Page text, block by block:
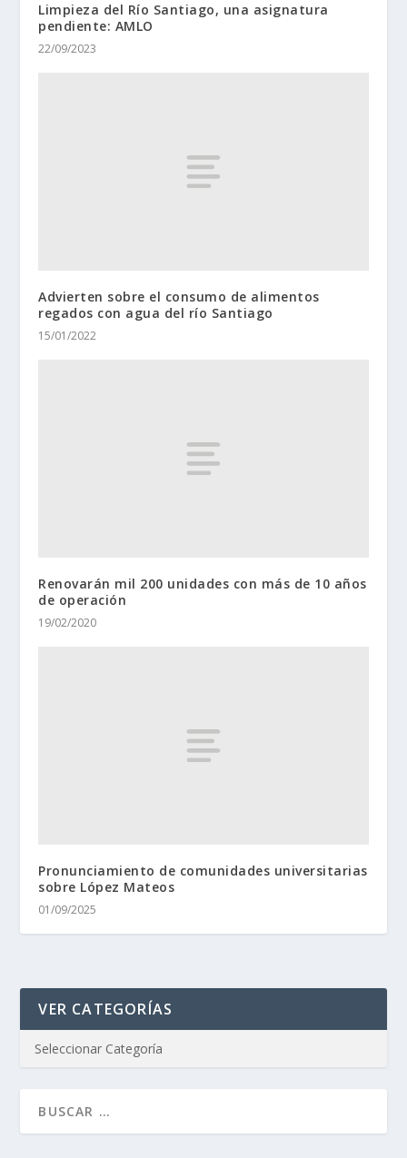
Limpieza del Río Santiago, una asignatura
pendiente: AMLO
22/09/2023
Advierten sobre el consumo de alimentos
regados con agua del río Santiago
15/01/2022
Renovarán mil 200 unidades con más de 10 años
de operación
19/02/2020
Pronunciamiento de comunidades universitarias
sobre López Mateos
01/09/2025
VER CATEGORÍAS